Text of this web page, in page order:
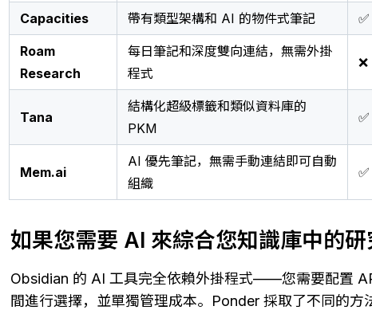
Capacities 帶有類型架構和 AI 的物件式筆記 ✅
Roam
Research
每日筆記和深度雙向連結，無需外掛
程式
❌
Tana
結構化超級標籤和類似資料庫的
PKM
Mem.ai
AI 優先筆記，無需手動連結即可自動
組織
✅
如果您需要 AI 來綜合您知識庫中的
Obsidian 的 AI 工具完全依賴外掛程式——您需要配置
間進行選擇，並單獨管理成本。Ponder 採取了不同的